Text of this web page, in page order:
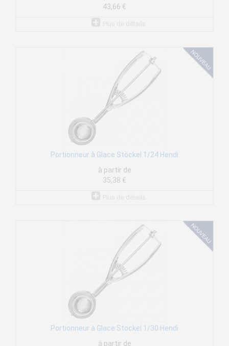
43,66 €
Portionneur à Glace Stöckel 1/24 Hendi
à partir de
35,38 €
Portionneur à Glace Stöckel 1/30 Hendi
à partir de